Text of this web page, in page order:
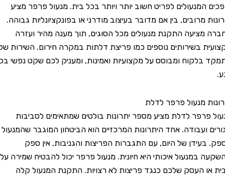
לפריט חשוב יותר ויותר בכל בית. מנעול פרפר מציע
מרובים, בין אם מדובר בעיצוב מודרני או בפונקציונליות גבוהה.
התקנת מנעולים מכל הסוגים, תוך מענה מהיר ועזרה
בשירותים נוספים כמו פריצת דלתות במקרה חירום. השירות שלנו
ומבוסס על מקצועיות ואמינות, ומעניק לכם שקט נפשי בכל
מנעול פרפר לדלת
לדלת מציע מספר יתרונות בולטים שמתאימים לסביבות
אחד היתרונות המרכזיים הוא הביטחון המוגבר שהמנעול
של היום, עם התגברות הפריצות והגניבות, אין ספק
איכותי היא חיונית. מנעול פרפר יכול להבטיח שמירה על
העסק שלכם כנגד פריצות לא רצויות. התקנת המנעול קלה